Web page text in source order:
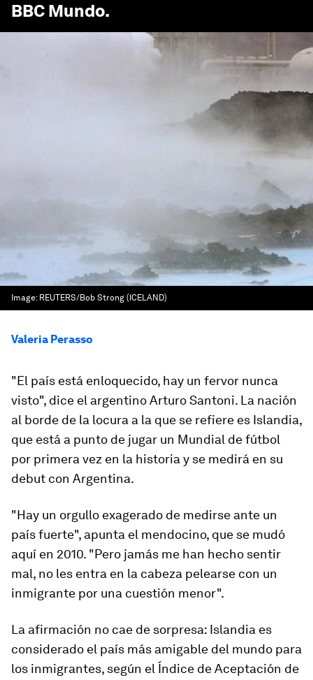
BBC Mundo.
Image: REUTERS/Bob Strong (ICELAND)
Valeria Perasso
"El país está enloquecido, hay un fervor nunca
visto", dice el argentino Arturo Santoni. La nación
al borde de la locura a la que se refiere es Islandia,
que está a punto de jugar un Mundial de fútbol
por primera vez en la historia y se medirá en su
debut con Argentina.
"Hay un orgullo exagerado de medirse ante un
país fuerte", apunta el mendocino, que se mudó
aquí en 2010. "Pero jamás me han hecho sentir
mal, no les entra en la cabeza pelearse con un
inmigrante por una cuestión menor".
La afirmación no cae de sorpresa: Islandia es
considerado el país más amigable del mundo para
los inmigrantes, según el Índice de Aceptación de